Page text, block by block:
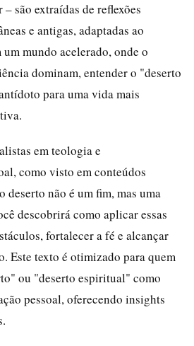
são extraídas de reflexões
e antigas, adaptadas ao
mundo acelerado, onde o
dominam, entender o "deserto
para uma vida mais
em teologia e
como visto em conteúdos
deserto não é um fim, mas uma
descobrirá como aplicar essas
fortalecer a fé e alcançar
Este texto é otimizado para quem
ou "deserto espiritual" como
pessoal, oferecendo insights